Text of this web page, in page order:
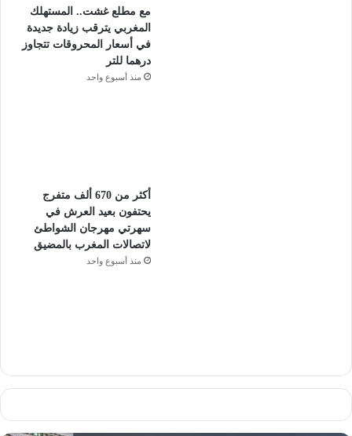
مع مطلع غشت.. المستهلك
المغربي يترقب زيادة جديدة
في أسعار المحروقات تتجاوز
درهما للتر
منذ أسبوع واحد
أكثر من 670 ألف متفرج
يحتفون بعيد العرش في
سهرتي مهرجان الشواطئ
لاتصالات المغرب بالمضيق
منذ أسبوع واحد